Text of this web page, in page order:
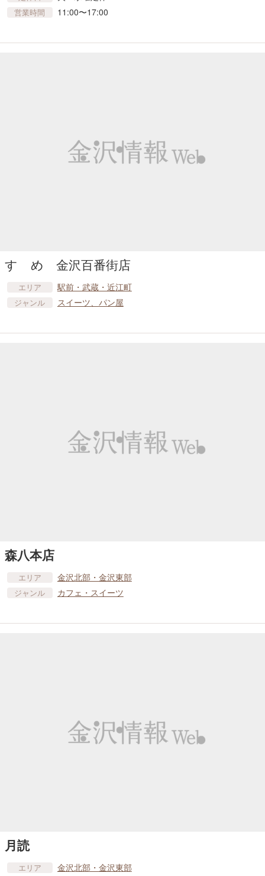
営業時間 11:00〜17:00
すゞめ 金沢百番街店
エリア 駅前・武蔵・近江町
ジャンル スイーツ、パン屋
森八本店
エリア 金沢北部・金沢東部
ジャンル カフェ・スイーツ
月読
エリア 金沢北部・金沢東部